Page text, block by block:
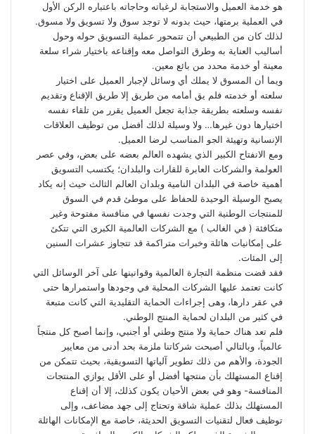
هو خدمة العميل والاستجابة لرغباته وحاجاته باعتباره الركن الأول
في العملية برمتها، حيث بدونه لا توجد سوق ولا تسويق ولا مسوق.
لذلك كان من الطبيعي أن تتمحور عملية التسويق حوله وحول
أساليب العناية به وطرق التواصل معه وإقناعه باختيار شراء سلعة
معينة أو خدمة محدد من بائع معين.
ويما أن المسوق لا يملك أي وسائل لإجبار العميل على اختيار
سلعته أو خدمته فلم يق أمامه من طريق إلا طريق الإقناع وتقديم
نفسه وسلعته بطريقة جذابة تجعل العميل يقرر من تلقاء نفسه
اختيارها دون غيرها… ولا وسيلة لذلك أفضل من توظيف العلاقات
الإنسانية وتهيئة الجو المناسب لرضا العميل.
ومع الانفتاح الكبير الذي يشهده العالم بعضه على بعض، وفي عصر
العولمة والشركات العابرة للقارات والبلدان؛ يكتسب التسويق
أهمية خاصة في البلدان النامية وبلدان العالم الثالث حيث إنه يكاد
يصبح الوسيلة الوحيدة للحفاظ على موطئ قدم في السوق
للمنتجات الوطنية التي وجدت نفسها في منافسة مفتوحة وغير
متكافئة ( في الغالب ) مع الشركات العالمية الكبرى التي تتكئ
على إمكانيات هائلة وخبرات متراكمة قد تتجاوز عشرات السنين
إلى المئات.
فقد قضت منظمة التجارة العالمية وقوانينها على آخر الوسائل التي
كانت تعتمد عليها الشركات المحلية في وجودها واستمرارها حتى
في عقر دارها، وهى إجراءات الحماية التقليدية التي كانت متبعة
في كثير من البلدان لحماية المنتج الوطني.
فلم تعد هناك حماية ولا منتج وطني أو أجنبي، وإنما أصبح كل منتجاً
عالمياً، وبالتالي أصبحت شركاتنا ملزمة بحد أدنى من معايير
الجودة، والأهم من ذلك تطوير آلياتها التسويقية، بحيث تتمكن من
إقناع المستهلك بأن منتجها أفضل أو على الأقل يوازي المنتجات
المنافسة- وهو في بعض الأحيان يكون كذلك، إلا أن إقناع
المستهلك بذلك عملية شاقة وتحتاج إلى جهد مضاعف، وإلى
توظيف فعال لتقنيات التسويق الحديثة، خاصة مع الإمكانات الهائلة